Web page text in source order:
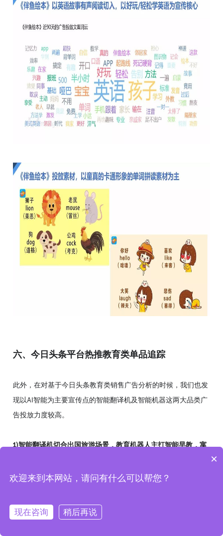
六、今日头条平台热推教育类单品追踪
此外，在对基于今日头条教育类销售广告分析的时候，我们也发
现以AI智能为主要宣传点的智能翻译机及智能机器这两大品类广
告投放力度较高。
1)智能翻译机切合出国旅游场景，教育机器人主打智能早教，寓
要围绕“出国旅游”这一场景，强调多国语言(72国/32国/27国)，
一键翻译，拍照识别几大特点，整体价格都在1000元以上，投
×
欢迎来到本网站，请问有什么可以帮您？
现在咨询 稍后再说